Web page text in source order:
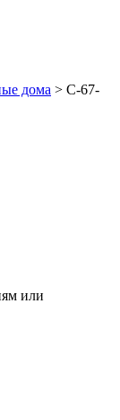
дома > С-67-
или